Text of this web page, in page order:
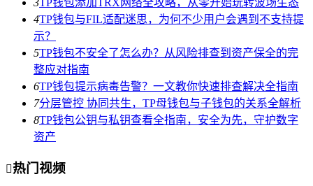
3TP钱包添加TRX网络全攻略，从零开始玩转波场生态
4TP钱包与FIL适配迷思，为何不少用户会遇到不支持提
示？
5TP钱包不安全了怎么办？从风险排查到资产保全的完
整应对指南
6TP钱包提示病毒告警？一文教你快速排查解决全指南
7分层管控 协同共生，TP母钱包与子钱包的关系全解析
8TP钱包公钥与私钥查看全指南，安全为先，守护数字
资产
热门视频